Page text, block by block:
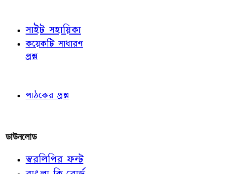
সাইট সহায়িকা
কয়েকটি সাধারণ
প্রশ্ন
পাঠকের প্রশ্ন
ডাউনলোড
স্বরলিপির ফন্ট